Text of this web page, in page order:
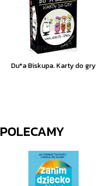
Du*a Biskupa. Karty do gry
POLECAMY